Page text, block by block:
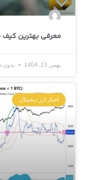
معرفی بهترین
بهمن 13, 1404 بدون
اخبار ارز دیجیتال